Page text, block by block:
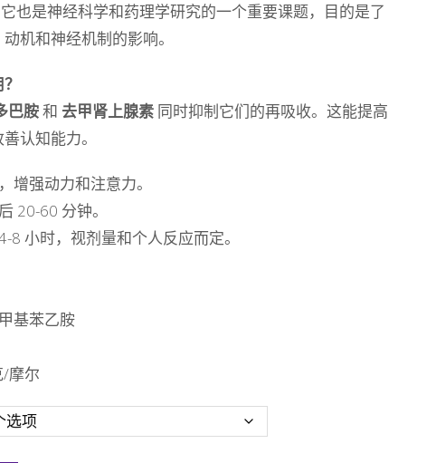
€
它也是神经科学和药理学研究的一个重要课题，目的是了
机和神经机制的影响。
巴胺和 去甲肾上腺素 同时抑制它们的再吸收。这能提高
认知能力。
增强动力和注意力。
20-60 分钟。
8 小时，视剂量和个人反应而定。
基苯乙胺
/摩尔